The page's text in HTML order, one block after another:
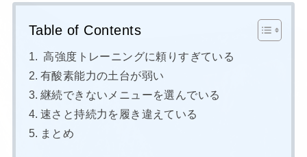
Table of Contents
高強度トレーニングに頼りすぎている
有酸素能力の土台が弱い
継続できないメニューを選んでいる
速さと持続力を履き違えている
まとめ